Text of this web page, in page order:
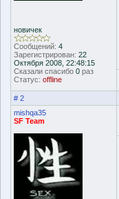
новичек
Сообщений: 4
Зарегистрирован: 22
Октября 2008, 22:48:15
Сказали спасибо 0 раз
Статус: offline
# 2
mishqa35
SF Team